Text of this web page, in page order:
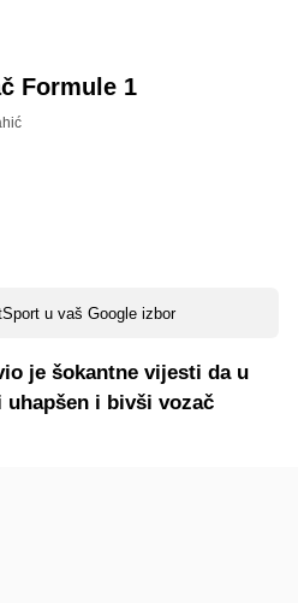
Formule 1
u vaš Google izbor
je šokantne vijesti da u
i bivši vozač